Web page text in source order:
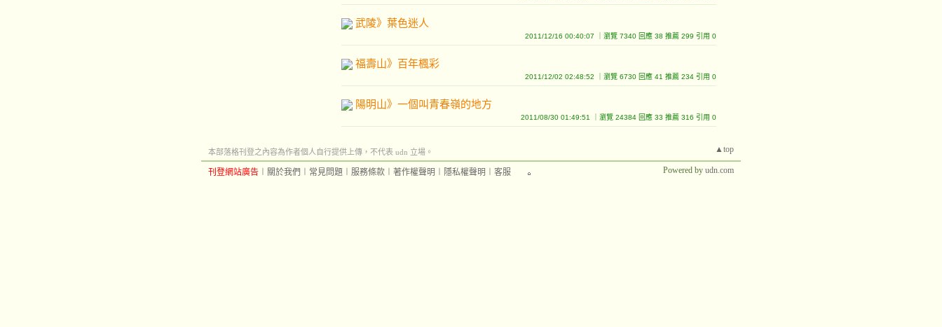
武陵》葉色迷人
2011/12/16 00:40:07 ｜瀏覽 7340 回應 38 推薦 299 引用 0
福壽山》百年楓彩
2011/12/02 02:48:52 ｜瀏覽 6730 回應 41 推薦 234 引用 0
陽明山》一個叫青春嶺的地方
2011/08/30 01:49:51 ｜瀏覽 24384 回應 33 推薦 316 引用 0
▲top
本部落格刊登之內容為作者個人自行提供上傳，不代表 udn 立場。
刊登網站廣告 關於我們 常見問題 服務條款 著作權聲明 隱私權聲明 客服 Powered by udn.com